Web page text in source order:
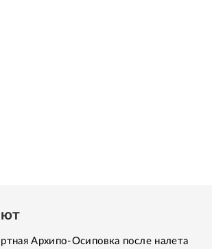
Архипо-Осиповка после налета